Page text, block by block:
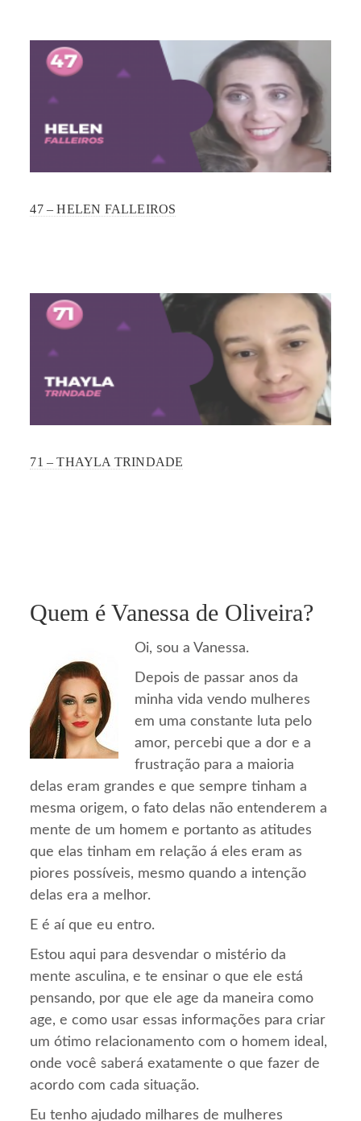
47 – HELEN FALLEIROS
71 – THAYLA TRINDADE
Quem é Vanessa de Oliveira?
Oi, sou a Vanessa.
Depois de passar anos da
minha vida vendo mulheres
em uma constante luta pelo
amor, percebi que a dor e a
frustração para a maioria
delas eram grandes e que sempre tinham a
mesma origem, o fato delas não entenderem a
mente de um homem e portanto as atitudes
que elas tinham em relação á eles eram as
piores possíveis, mesmo quando a intenção
delas era a melhor.
E é aí que eu entro.
Estou aqui para desvendar o mistério da
mente asculina, e te ensinar o que ele está
pensando, por que ele age da maneira como
age, e como usar essas informações para criar
um ótimo relacionamento com o homem ideal,
onde você saberá exatamente o que fazer de
acordo com cada situação.
Eu tenho ajudado milhares de mulheres